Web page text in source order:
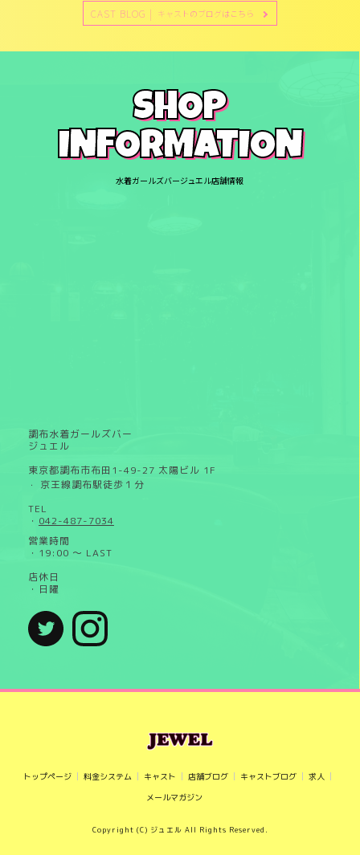
CAST BLOG | キャストのブログはこちら
SHOP
INFORMATION
水着ガールズバージュエル店舗情報
調布水着ガールズバー
ジュエル
東京都調布市布田1-49-27 太陽ビル 1F
・
京王線調布駅徒歩１分
TEL
・ 042-487-7034
営業時間
・19:00 ～ LAST
店休日
・日曜
トップページ 料金システム キャスト 店舗ブログ キャストブログ
求人
メールマガジン
Copyright (C) ジュエル All Rights Reserved.